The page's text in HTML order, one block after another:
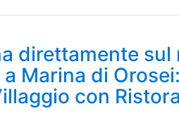
direttamente sul
Marina di
con